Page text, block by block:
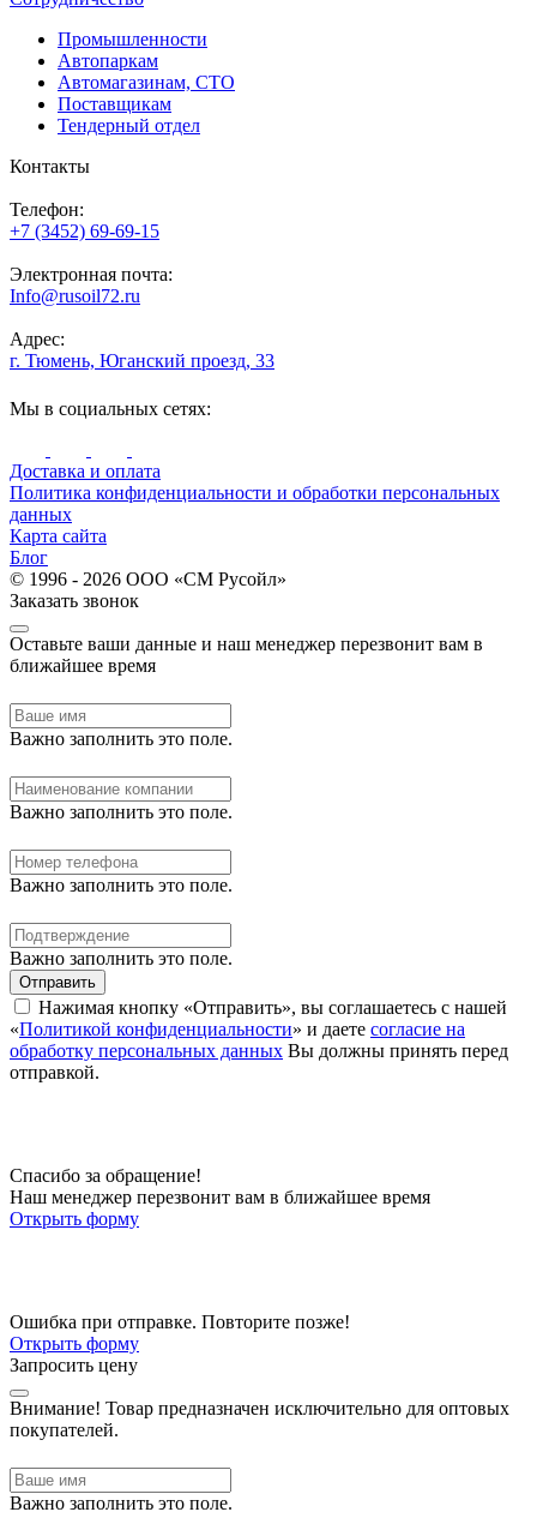
Промышленности
Автопаркам
Автомагазинам, СТО
Поставщикам
Тендерный отдел
Контакты
Телефон:
+7 (3452) 69-69-15
Электронная почта:
Info@rusoil72.ru
Адрес:
г. Тюмень, Юганский проезд, 33
Мы в социальных сетях:
Доставка и оплата
Политика конфиденциальности и обработки персональных
данных
Карта сайта
Блог
© 1996 - 2026 ООО «СМ Русойл»
Заказать звонок
Оставьте ваши данные и наш менеджер перезвонит вам в
ближайшее время
Важно заполнить это поле.
Важно заполнить это поле.
Важно заполнить это поле.
Важно заполнить это поле.
Отправить
Нажимая кнопку «Отправить», вы соглашаетесь с нашей
«Политикой конфиденциальности» и даете согласие на
обработку персональных данных Вы должны принять перед
отправкой.
Спасибо за обращение!
Наш менеджер перезвонит вам в ближайшее время
Открыть форму
Ошибка при отправке. Повторите позже!
Открыть форму
Запросить цену
Внимание! Товар предназначен исключительно для оптовых
покупателей.
Важно заполнить это поле.